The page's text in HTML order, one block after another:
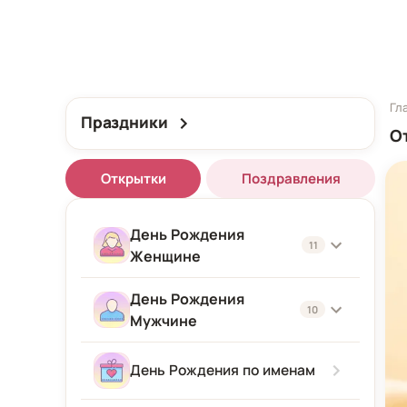
Праздники
Открытки Поздравления
День Рождения
Женщине
11
Женщине
Подруге
Девушке
День Рождения
Мужчине
10
Мужчине
День Рождения по именам